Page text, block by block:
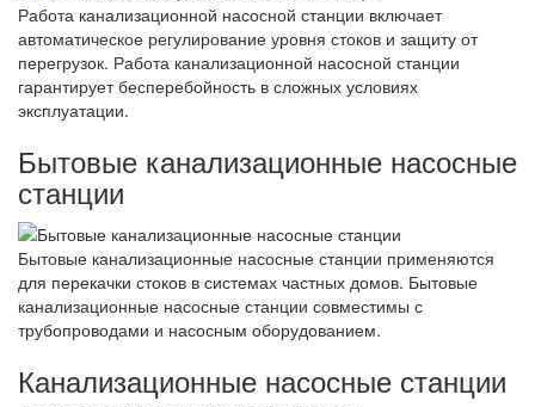
Работа канализационной насосной станции включает
автоматическое регулирование уровня стоков и защиту от
перегрузок. Работа канализационной насосной станции
гарантирует бесперебойность в сложных условиях
эксплуатации.
Бытовые канализационные насосные
станции
Бытовые канализационные насосные станции применяются
для перекачки стоков в системах частных домов. Бытовые
канализационные насосные станции совместимы с
трубопроводами и насосным оборудованием.
Канализационные насосные станции